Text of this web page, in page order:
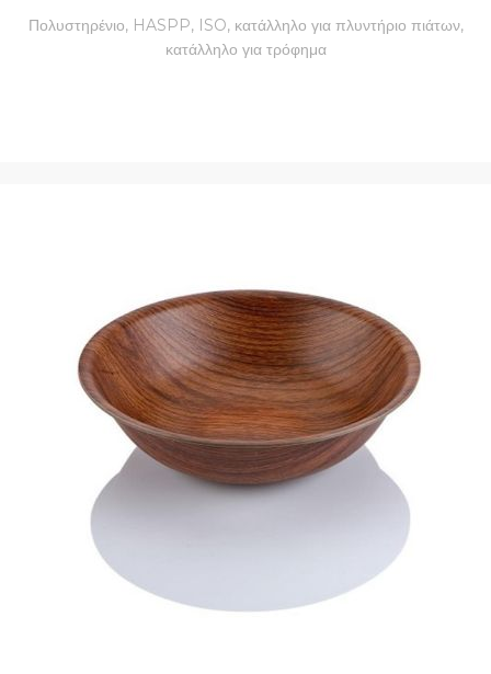
Πολυστηρένιο, HASPP, ISO, κατάλληλο για πλυντήριο πιάτων,
κατάλληλο για τρόφημα